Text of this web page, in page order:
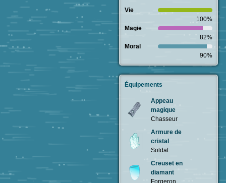
Vie
100%
Magie
82%
Moral
90%
Équipements
Appeau
magique
Chasseur
Armure de
cristal
Soldat
Creuset en
diamant
Forgeron